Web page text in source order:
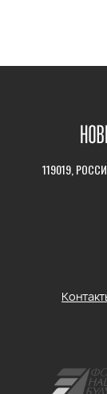
119019,